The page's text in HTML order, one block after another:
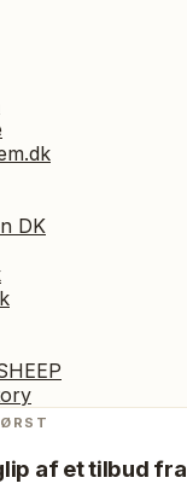
DK
af et tilbud fra